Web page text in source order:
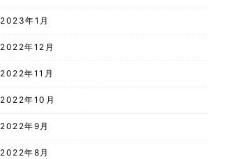
2023年1月
2022年12月
2022年11月
2022年10月
2022年9月
2022年8月